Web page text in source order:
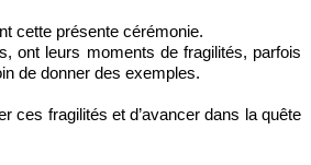
cette présente cérémonie.
ont leurs moments de fragilités, parfois
de donner des exemples.
ces fragilités et d’avancer dans la quête